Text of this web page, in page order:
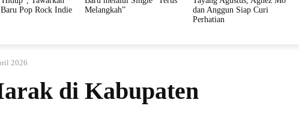
Pop Rock Indie
Melangkah”
dan Anggun Siap Curi
Perhatian
2026
di Kabupaten